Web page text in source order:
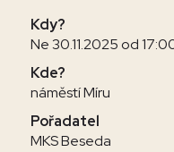
Kdy?
Ne 30.11.2025 od
Kde?
náměstí Míru
Pořadatel
MKS Beseda